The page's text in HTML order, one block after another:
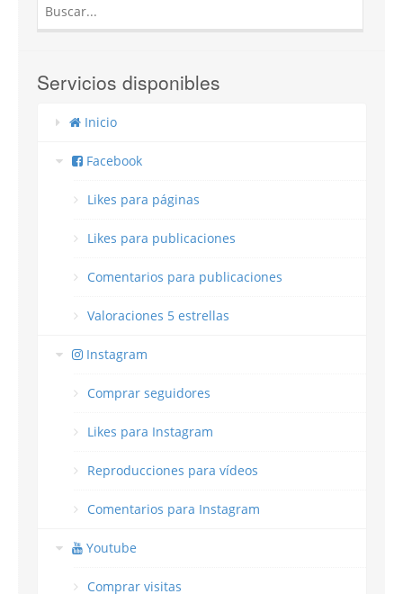
Servicios disponibles
Inicio
Facebook
Likes para páginas
Likes para publicaciones
Comentarios para publicaciones
Valoraciones 5 estrellas
Instagram
Comprar seguidores
Likes para Instagram
Reproducciones para vídeos
Comentarios para Instagram
Youtube
Comprar visitas